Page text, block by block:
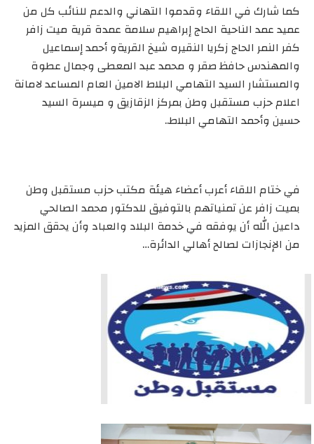
كما شارك في اللقاء وقدموا التهاني والدعم للنائب كل من
عميد عمد الناحية الحاج إبراهيم سلامة عمدة قرية ميت زافر
كفر النمر الحاج زكريا النقيره شيخ القريةو أحمد إسماعيل
والمهندس حافظ صقر و محمد عبد المعطى وجمال عطوة
والمستشار السيد التهامي البلاط الامين العام المساعد لامانة
اعلام حزب مستقبل وطن بمركز الزقازيق و ميسرة السيد
حسين وأحمد التهامي البلاط..
في ختام اللقاء أعرب أعضاء هيئة مكتب حزب مستقبل وطن
بميت زافر عن تمنياتهم بالتوفيق للدكتور محمد الصالحي
داعين الله أن يوفقه في خدمة البلاد والعباد وأن يحقق المزيد
من الإنجازات لصالح أهالي الدائرة…